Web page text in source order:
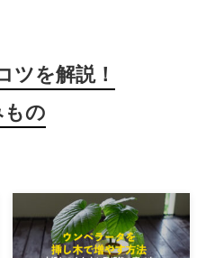
ツを解説！
もの